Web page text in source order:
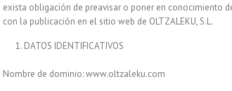
exista obligación de preavisar o poner en conocimiento
con la publicación en el sitio web de OLTZALEKU, S.L.
DATOS IDENTIFICATIVOS
Nombre de dominio: www.oltzaleku.com